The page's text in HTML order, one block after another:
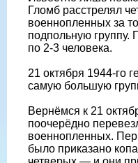
Гломб расстрелял
военнопленных за
подпольную группу.
по 2-3 человека.
21 октября 1944-го
самую большую
Вернёмся к 21
поочерёдно
военнопленных.
было приказано